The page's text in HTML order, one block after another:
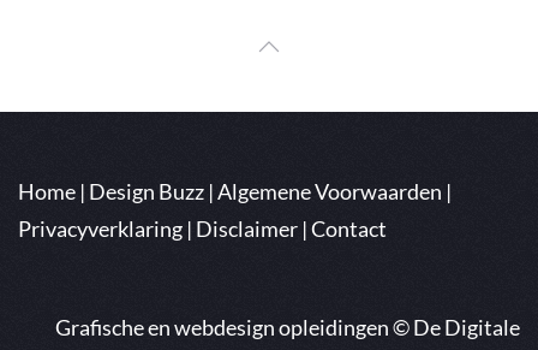
Home | Design Buzz |Algemene Voorwaarden |
Privacyverklaring | Disclaimer |Contact
Grafische en webdesign opleidingen ©De Digitale